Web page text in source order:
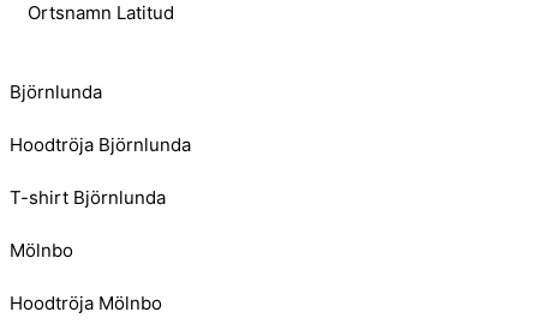
Ortsnamn Latitud
Björnlunda
Hoodtröja Björnlunda
T-shirt Björnlunda
Mölnbo
Hoodtröja Mölnbo